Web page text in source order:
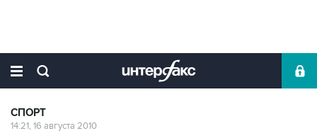
СПОРТ
14:21, 16 августа 2010